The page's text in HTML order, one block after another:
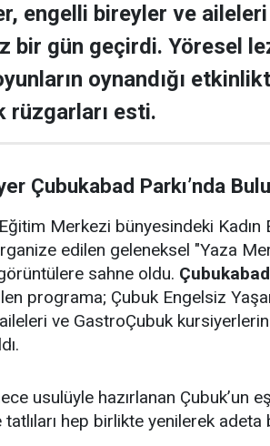
engelli bireyler ve
bir gün geçirdi. Yöresel
oynandığı
rüzgarları esti.
Çubukabad Parkı’nda
Merkezi bünyesindeki Kadın
edilen geleneksel "Yaza
sahne oldu. Çubukabad
programa; Çubuk Engelsiz
ve GastroÇubuk
usulüyle hazırlanan Çubuk’un
hep birlikte yenilerek